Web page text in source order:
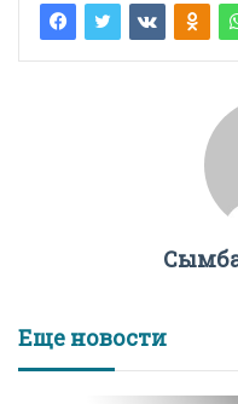
Еще новости